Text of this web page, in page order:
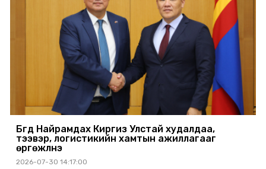
Бүгд Найрамдах Киргиз Улстай худалдаа,
тээвэр, логистикийн хамтын ажиллагааг
өргөжүүлнэ
2026-07-30 14:17:00